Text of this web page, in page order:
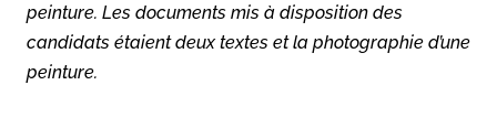
peinture. Les documents mis à disposition des
candidats étaient deux textes et la photographie d’une
peinture.